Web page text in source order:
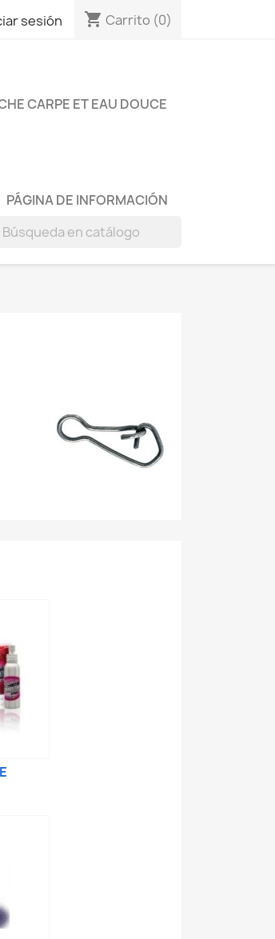
sesión shopping_cart Carrito (0)
CARPE ET EAU DOUCE
PÁGINA DE INFORMACIÓN